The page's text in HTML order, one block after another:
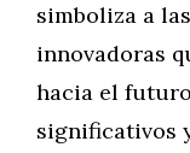
simboliza a
innovadoras
hacia el
significativos